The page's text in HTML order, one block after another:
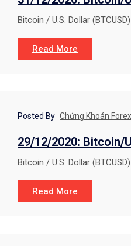
Bitcoin / U.S. Dollar
Read More
CHIẾN LƯỢC GIAO DỊCH
Posted By Chứng Khoán Forex
29/12/2020: Bitcoin/
Bitcoin / U.S. Dollar
Read More